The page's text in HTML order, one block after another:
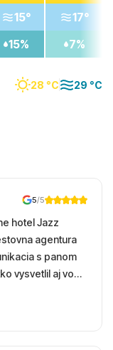
28 °C 29 °C
15°
15%
17°
7%
5/5
hotel Jazz
agentura
s panom
vysvetlil aj vo
Hotel
more,